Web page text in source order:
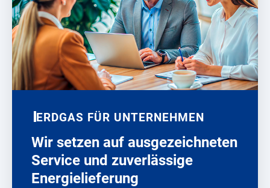
ERDGAS FÜR UNTERNEHMEN
Wir setzen auf ausgezeichneten
Service und zuverlässige
Energielieferung